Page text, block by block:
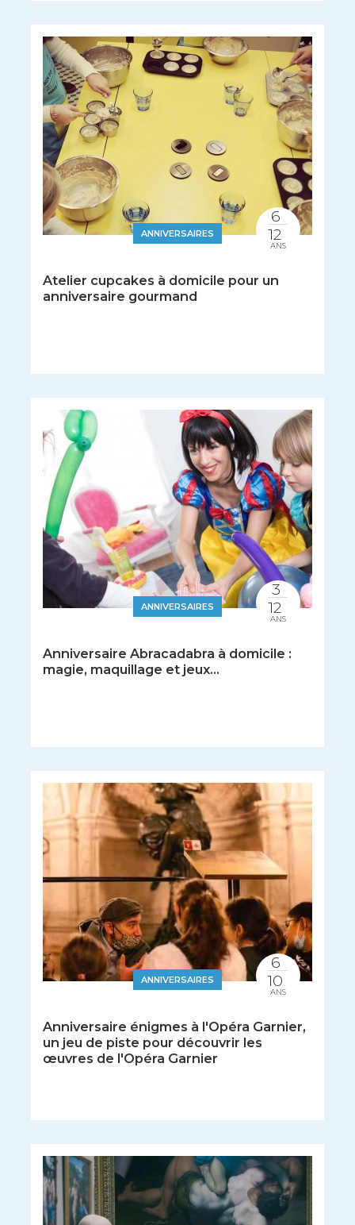
ANNIVERSAIRES
Atelier cupcakes à domicile pour un
anniversaire gourmand
6
12
ANS
ANNIVERSAIRES
Anniversaire Abracadabra à domicile :
magie, maquillage et jeux...
3
12
ANS
ANNIVERSAIRES
Anniversaire énigmes à l'Opéra Garnier,
un jeu de piste pour découvrir les
œuvres de l'Opéra Garnier
6
10
ANS